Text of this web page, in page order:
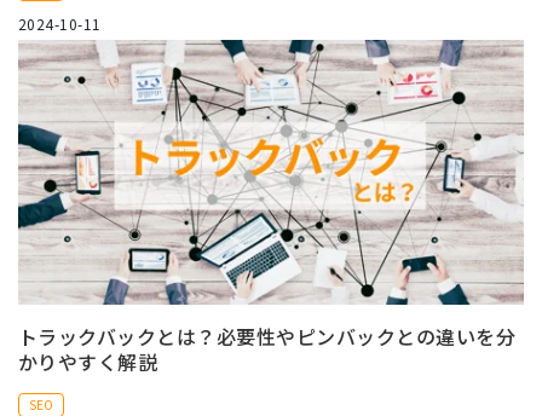
2024-10-11
トラックバックとは？必要性やピンバックとの違いを分
かりやすく解説
SEO